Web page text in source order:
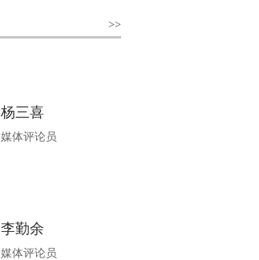
>>
杨三喜
媒体评论员
李勤余
媒体评论员